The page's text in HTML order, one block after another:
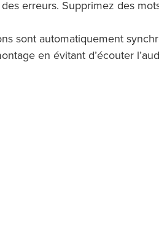
des erreurs. Supprimez des
sont automatiquement
en évitant d’écouter